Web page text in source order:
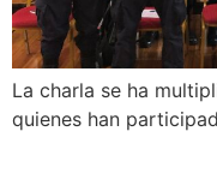
La charla se ha
quienes han